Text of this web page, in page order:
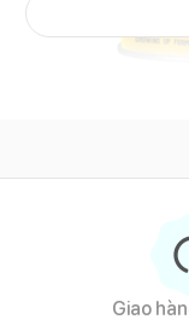
(5 %), chất xơ
calci
DL-alpha-
D-biotin,
Giao